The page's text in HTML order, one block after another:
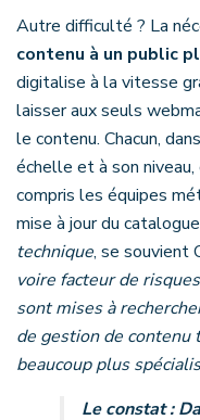
Autre difficulté ? La
contenu à un public
digitalise à la vitesse
laisser aux seuls
le contenu. Chacun,
échelle et à son
compris les équipes
mise à jour du
technique, se souvient
voire facteur de
sont mises à
de gestion de contenu
beaucoup plus
Le constat :